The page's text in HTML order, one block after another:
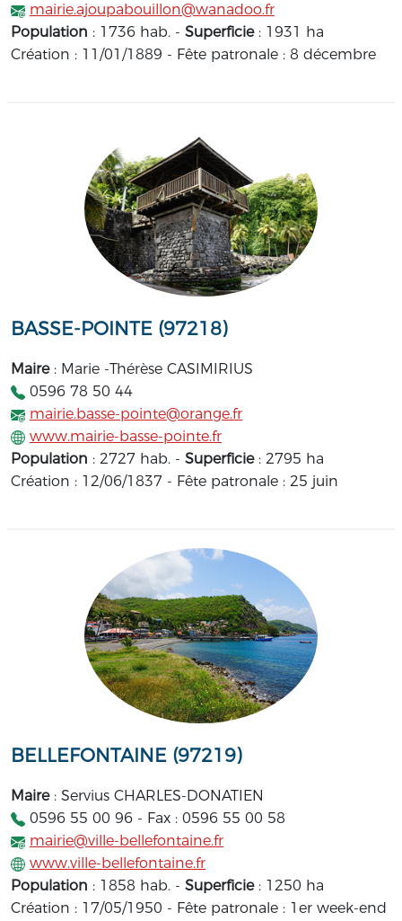
mairie.ajoupabouillon@wanadoo.fr
Population : 1736 hab. - Superficie : 1931 ha
Création : 11/01/1889 - Fête patronale : 8 décembre
BASSE-POINTE (97218)
Maire: Marie -Thérèse CASIMIRIUS
0596 78 50 44
mairie.basse-pointe@orange.fr
www.mairie-basse-pointe.fr
Population : 2727 hab. - Superficie : 2795 ha
Création : 12/06/1837 - Fête patronale : 25 juin
BELLEFONTAINE (97219)
Maire: Servius CHARLES-DONATIEN
0596 55 00 96 - Fax : 0596 55 00 58
mairie@ville-bellefontaine.fr
www.ville-bellefontaine.fr
Population : 1858 hab. - Superficie : 1250 ha
Création : 17/05/1950 - Fête patronale : 1er week-end